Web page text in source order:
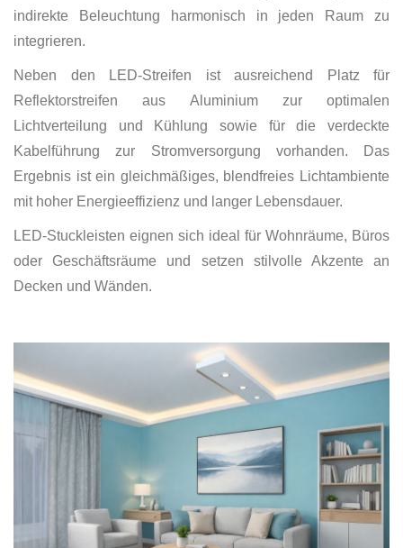
indirekte Beleuchtung harmonisch in jeden Raum zu
integrieren.
Neben den LED-Streifen ist ausreichend Platz für
Reflektorstreifen aus Aluminium zur optimalen
Lichtverteilung und Kühlung sowie für die verdeckte
Kabelführung zur Stromversorgung vorhanden. Das
Ergebnis ist ein gleichmäßiges, blendfreies Lichtambiente
mit hoher Energieeffizienz und langer Lebensdauer.
LED-Stuckleisten eignen sich ideal für Wohnräume, Büros
oder Geschäftsräume und setzen stilvolle Akzente an
Decken und Wänden.